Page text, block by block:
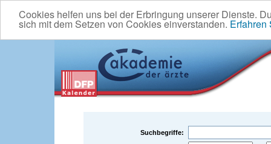
Cookies helfen uns bei der Erbringung unserer Dienste.
sich mit dem Setzen von Cookies einverstanden. Erfahren
Suchbegriffe: